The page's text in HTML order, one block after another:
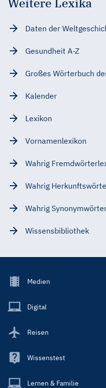
Daten der
Gesundheit A-Z
Großes Wörterbuch
Kalender
Lexikon
Vornamenlexikon
Wahrig
Wahrig
Wahrig
Wissensbibliothek
Footer
Main
Medien
Digital
Reisen
Wissenstest
Lernen & Familie